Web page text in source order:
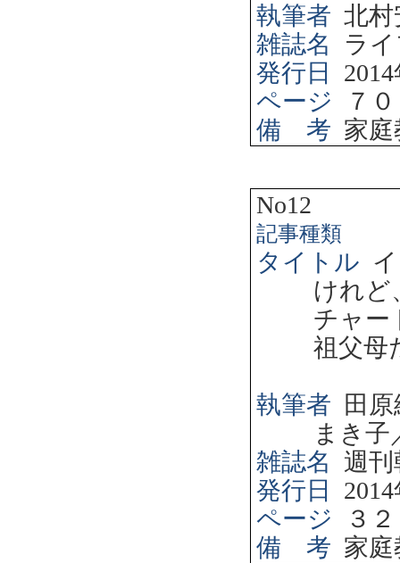
執筆者 北村
雑誌名
ラ
発行日
2014
ページ
７
備 考 家
No12
記事種類
タイトル
けれ
チャ
祖父母
執筆者
田
まき子
雑誌名
週刊
発行日
2014
ページ
３
備 考 家